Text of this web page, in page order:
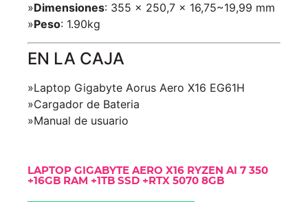
»Dimensiones: 355 x 250,7 x 16,75~19,99 mm
»Peso: 1.90kg
EN LA CAJA
»Laptop Gigabyte Aorus Aero X16 EG61H
»Cargador de Bateria
»Manual de usuario
LAPTOP GIGABYTE AERO X16 RYZEN AI 7 350
+16GB RAM +1TB SSD +RTX 5070 8GB